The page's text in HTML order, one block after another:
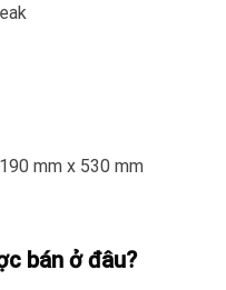
mm x 530 mm
bán ở đâu?